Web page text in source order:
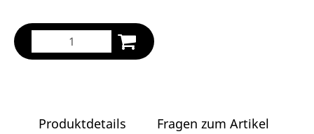
Produktdetails
Fragen zum Artikel